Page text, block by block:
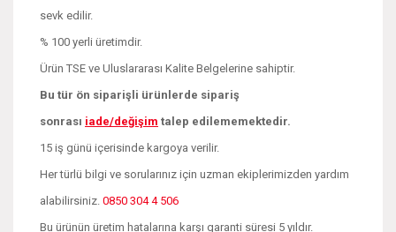
sevk edilir.
% 100 yerli üretimdir.
Ürün TSE ve Uluslararası Kalite Belgelerine sahiptir.
Bu tür ön siparişli ürünlerde sipariş
sonrası iade/değişim talep edilememektedir.
15 iş günü içerisinde kargoya verilir.
Her türlü bilgi ve sorularınız için uzman ekiplerimizden yardım
alabilirsiniz. 0850 304 4 506
Bu ürünün üretim hatalarına karşı garanti süresi 5 yıldır.